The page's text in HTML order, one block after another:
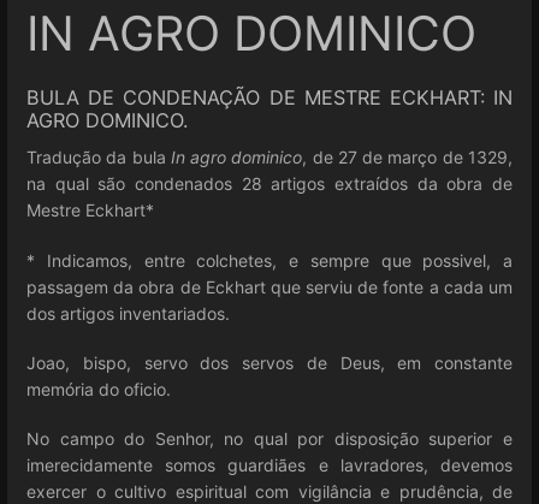
IN AGRO DOMINICO
BULA DE CONDENAÇÃO DE MESTRE ECKHART: IN
AGRO DOMINICO.
Tradução da bula In agro dominico, de 27 de março de 1329,
na qual são condenados 28 artigos extraídos da obra de
Mestre Eckhart*
* Indicamos, entre colchetes, e sempre que possivel, a
passagem da obra de Eckhart que serviu de fonte a cada um
dos artigos inventariados.
Joao, bispo, servo dos servos de Deus, em constante
memória do oficio.
No campo do Senhor, no qual por disposição superior e
imerecidamente somos guardiães e lavradores, devemos
exercer o cultivo espiritual com vigilância e prudência, de